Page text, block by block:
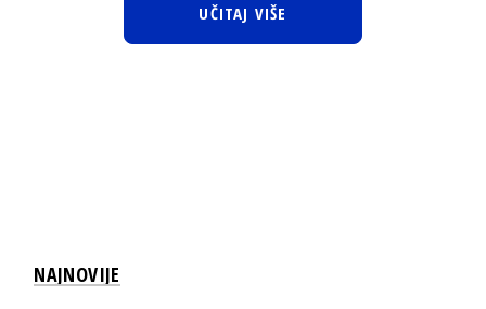
UČITAJ VIŠE
NAJNOVIJE